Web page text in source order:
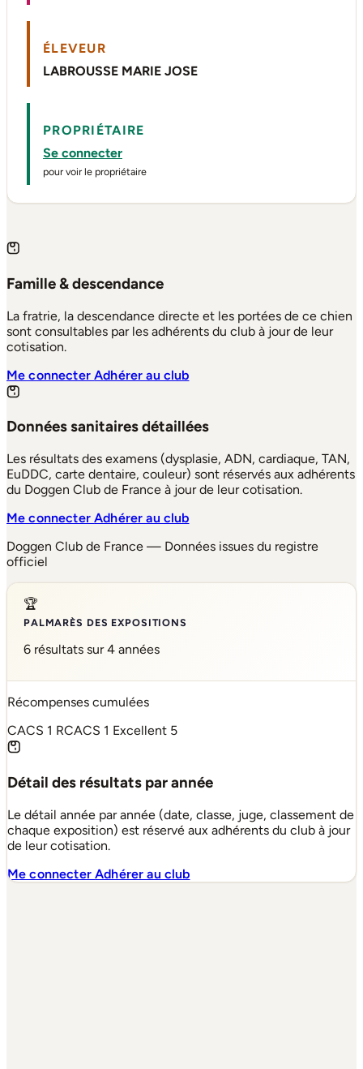
ÉLEVEUR
LABROUSSE MARIE JOSE
PROPRIÉTAIRE
Se connecter
pour voir le propriétaire
Famille & descendance
La fratrie, la descendance directe et les portées de ce chien
sont consultables par les adhérents du club à jour de leur
cotisation.
Me connecterAdhérer au club
Données sanitaires détaillées
Les résultats des examens (dysplasie, ADN, cardiaque, TAN,
EuDDC, carte dentaire, couleur) sont réservés aux adhérents
du Doggen Club de France à jour de leur cotisation.
Me connecterAdhérer au club
Doggen Club de France — Données issues du registre
officiel
🏆
PALMARÈS DES EXPOSITIONS
6 résultats sur 4 années
Récompenses cumulées
CACS 1 RCACS 1 Excellent 5
Détail des résultats par année
Le détail année par année (date, classe, juge, classement de
chaque exposition) est réservé aux adhérents du club à jour
de leur cotisation.
Me connecterAdhérer au club